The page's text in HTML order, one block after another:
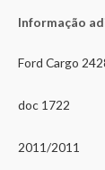
Informação
Ford Cargo
doc 1722
2011/2011